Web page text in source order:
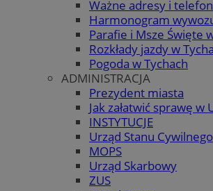
Ważne adresy i
Harmonogram
Parafie i Msze Święte
Rozkłady jazdy w
Pogoda w Tychach
ADMINISTRACJA
Prezydent miasta
Jak załatwić sprawę w
INSTYTUCJE
Urząd Stanu Cywilnego
MOPS
Urząd Skarbowy
ZUS